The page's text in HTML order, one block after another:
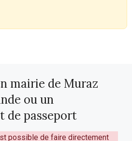
mairie de Muraz
ou un
de passeport
possible de faire directement